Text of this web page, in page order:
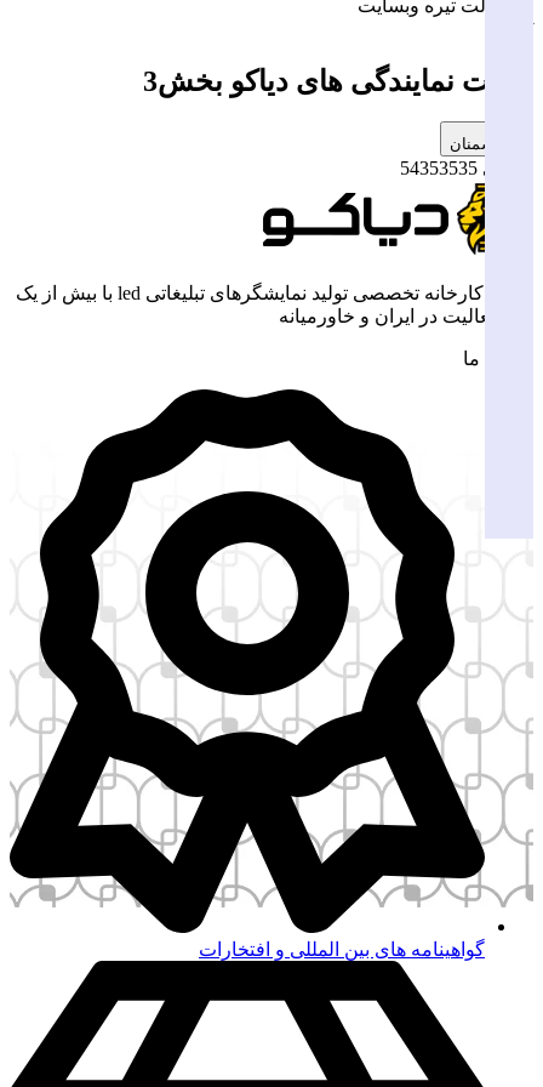
وبسایت
های دیاکو بخش3
دیاکو، کارخانه تخصصی تولید نمایشگرهای تبلیغاتی led با بیش از یک
در ایران و خاورمیانه
های بین المللی و افتخارات